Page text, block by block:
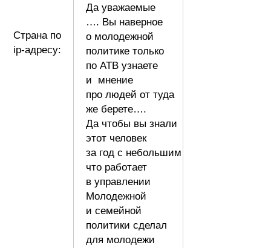
Страна по
ip-адресу:
Да уважаемые
…. Вы наверное
о молодежной
политике только
по АТВ узнаете
и мнение
про людей от туда
же берете….
Да чтобы вы знали
этот человек
за год с небольшим
что работает
в управлении
Молодежной
и семейной
политики сделал
для молодежи